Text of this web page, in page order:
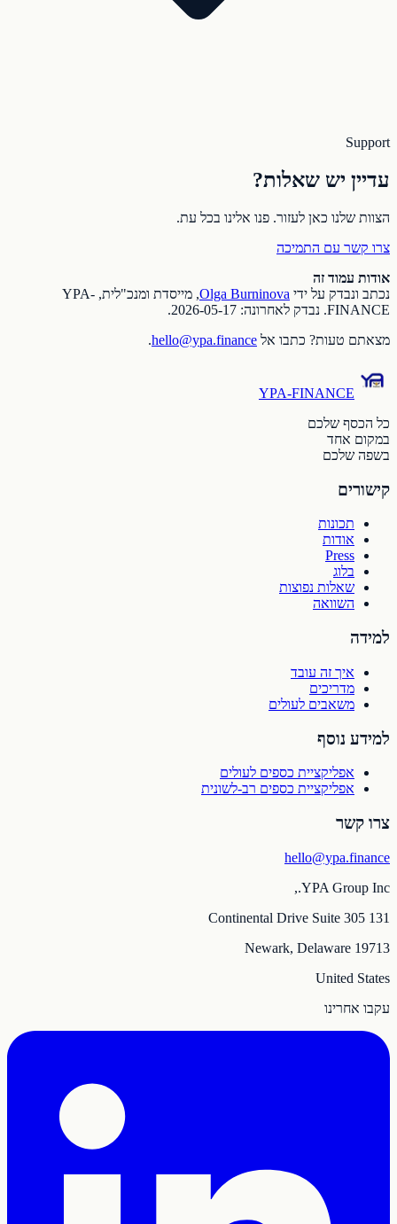
Support
עדיין יש שאלות?
הצוות שלנו כאן לעזור. פנו אלינו בכל עת.
צרו קשר עם התמיכה
אודות עמוד זה
נכתב ונבדק על ידי Olga Burninova
,
מייסדת ומנכ"לית, YPA-
FINANCE
. נבדק לאחרונה:
2026-05-17
.
מצאתם טעות? כתבו אל hello@ypa.finance
.
YPA-FINANCE
כל הכסף שלכם
במקום אחד
בשפה שלכם
קישורים
תכונות
אודות
Press
בלוג
שאלות נפוצות
השוואה
למידה
איך זה עובד
מדריכים
משאבים לעולים
למידע נוסף
אפליקציית כספים לעולים
אפליקציית כספים רב-לשונית
צרו קשר
hello@ypa.finance
YPA Group Inc.,
131 Continental Drive Suite 305
Newark, Delaware 19713
United States
עקבו אחרינו